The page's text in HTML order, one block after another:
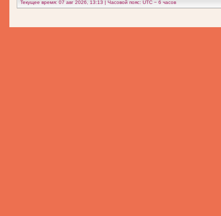
Текущее время: 07 авг 2026, 13:13 | Часовой пояс: UTC − 6 часов